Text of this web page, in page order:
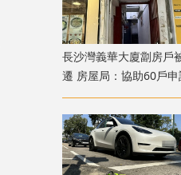
長沙灣義華大廈劏房戶
遷 房屋局：協助60戶申
渡屋